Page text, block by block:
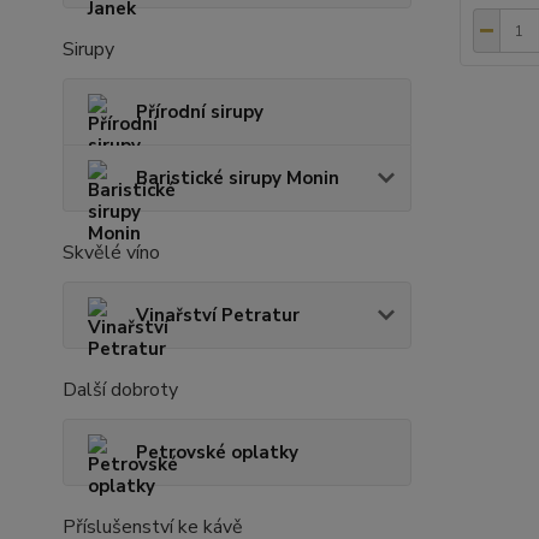
Sirupy
Přírodní sirupy
Baristické sirupy Monin
Skvělé víno
Vinařství Petratur
Další dobroty
Petrovské oplatky
Příslušenství ke kávě